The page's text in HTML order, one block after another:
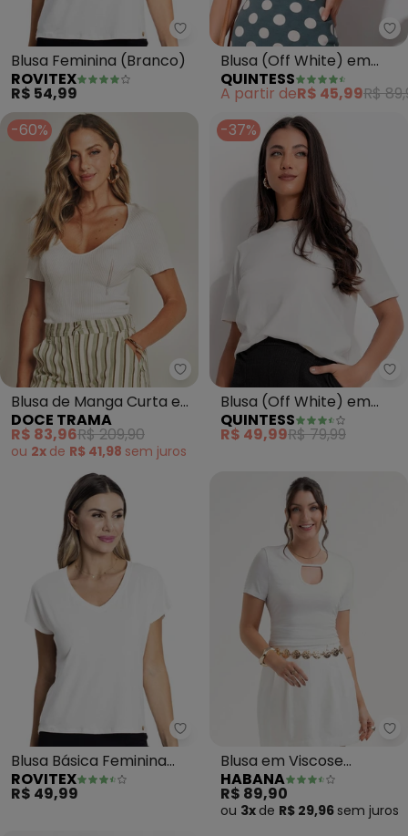
Rovitex - Blusa Feminina
Blusa Feminina (Branco)
ROVITEX
R$ 54,99
Blusa (Off White) em
Malha de Algodão
Penteado
QUINTESS
A partir deR$ 45,99R$
-60%
Doce Trama - Blusa de
Blusa de Manga Curta em
Tricot (Branco)
DOCE TRAMA
R$ 83,96R$ 209,90
ou 2x de R$ 41,98 sem juros
-37%
Blusa (Off White) em
Malha de Algodão
QUINTESS
R$ 49,99R$ 79,99
Rovitex - Blusa Básica
Blusa Básica Feminina
(Branco)
ROVITEX
R$ 49,99
Blusa em Viscose
(Branco )
HABANA
R$ 89,90
ou 3x de R$ 29,96 sem juros